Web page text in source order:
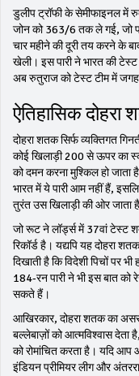
डुलीप ट्रॉफी के सेमीफाइनल में
जोन को 363/6 तक ले गई, जो
चार महीने की दूरी तय करने के
खेली। इस पारी ने भारत की
अब रुतुराज को टेस्ट टीम में
ऐतिहासिक दोहरा
दोहरा शतक सिर्फ व्यक्तिगत
कोई खिलाड़ी 200 से ऊपर का
को दमन करना मुश्किल हो जाता
भारत में ये पारी आम नहीं हैं,
तुरंत उस खिलाड़ी की ओर जाता
जो रूट ने लॉर्ड्स में 37वां टेस्ट
रिकॉर्ड है। यद्यपि यह दोहरा
दिखाती है कि विदेशी पिचों पर
184‑रन पारी ने भी इस बात को
सकते हैं।
आखिरकार, दोहरा शतक का
बल्लेबाज़ों को आत्मविश्वास देता
को रोमांचित करता है। यदि आप
इंडियन प्रीमियर लीग और